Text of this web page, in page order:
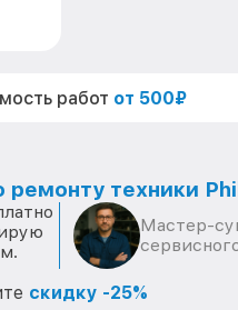
работ от 500₽
ремонту техники
Мастер-
скидку -25%